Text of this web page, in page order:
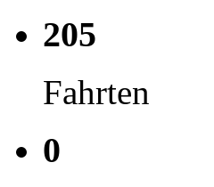
205
Fahrten
0